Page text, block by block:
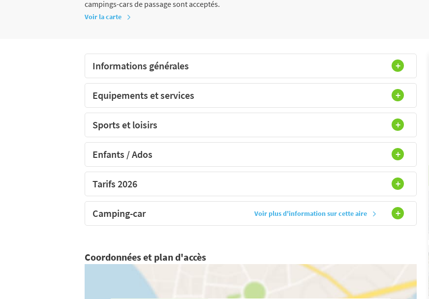
campings-cars de passage sont acceptés.
Voir la carte
Informations générales
Equipements et services
Sports et loisirs
Enfants / Ados
Tarifs 2026
Camping-car Voir plus d'information sur cette aire
Coordonnées et plan d'accès